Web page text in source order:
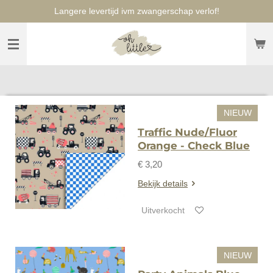
naar
hoofdinhoud
Langere levertijd ivm zwangerschap verlof!
NIEUW
Traffic Nude/Fluor
Orange - Check Blue
€ 3,20
Bekijk details
Uitverkocht
NIEUW